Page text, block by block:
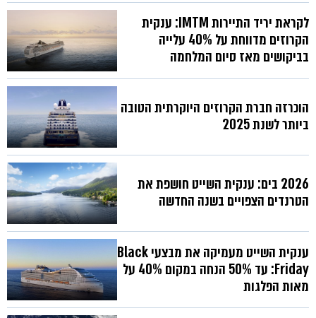
לקראת יריד התיירות IMTM: ענקית
הקרוזים מדווחת על 40% עלייה
בביקושים מאז סיום המלחמה
הוכרזה חברת הקרוזים היוקרתית הטובה
ביותר לשנת 2025
2026 בים: ענקית השייט חושפת את
הטרנדים הצפויים בשנה החדשה
ענקית השייט מעמיקה את מבצעי Black
Friday: עד 50% הנחה במקום 40% על
מאות הפלגות